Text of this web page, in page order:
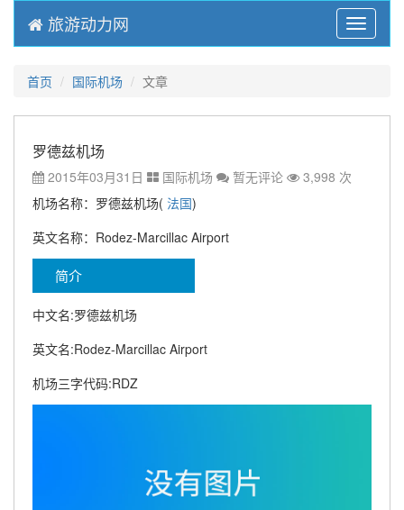
Menu
旅游动力网
首页 国际机场 文章
罗德兹机场
2015年03月31日 国际机场 暂无评论
3,998 次
机场名称：罗德兹机场( 法国)
英文名称：Rodez-Marcillac Airport
简介
中文名:罗德兹机场
英文名:Rodez-Marcillac Airport
机场三字代码:RDZ